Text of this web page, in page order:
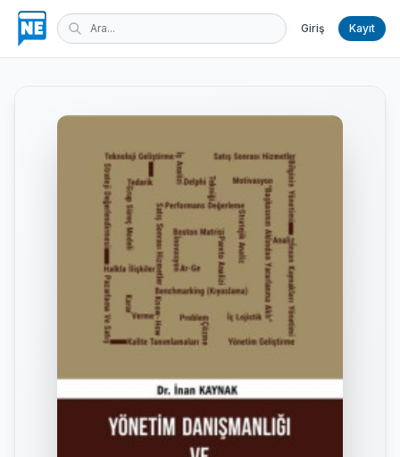
Giriş Kayıt